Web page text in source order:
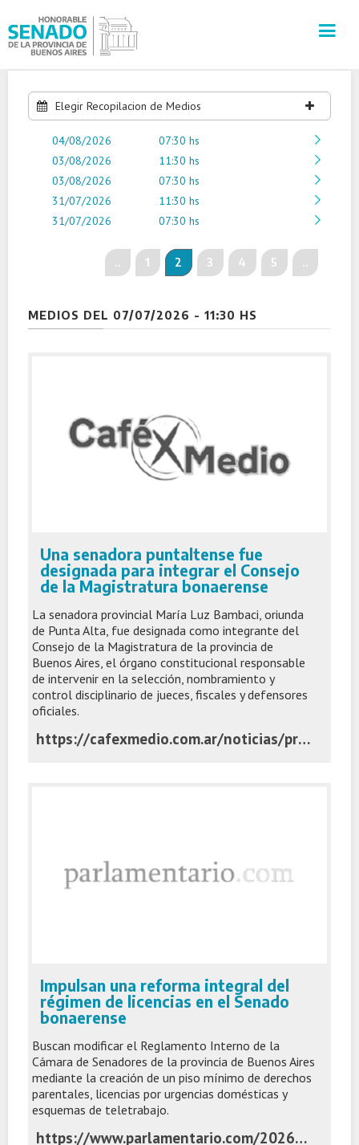
SECRETARÍAS
PRENSA
CULTURA
VISITAS GUIADAS
CONTACTO
Elegir Recopilacion de Medios
04/08/2026
07:30 hs
03/08/2026
11:30 hs
03/08/2026
07:30 hs
31/07/2026
11:30 hs
31/07/2026
07:30 hs
.. 1 2 3 4 5 ..
MEDIOS DEL 07/07/2026 - 11:30 HS
Una senadora puntaltense fue
designada para integrar el Consejo
de la Magistratura bonaerense
La senadora provincial María Luz Bambaci, oriunda
de Punta Alta, fue designada como integrante del
Consejo de la Magistratura de la provincia de
Buenos Aires, el órgano constitucional responsable
de intervenir en la selección, nombramiento y
control disciplinario de jueces, fiscales y defensores
oficiales.
https://cafexmedio.com.ar/noticias/provinciales/una-senadora-puntaltense-fue-designada-para-integrar-el-consejo-de-la-magistratura-bonaerense/
Impulsan una reforma integral del
régimen de licencias en el Senado
bonaerense
Buscan modificar el Reglamento Interno de la
Cámara de Senadores de la provincia de Buenos Aires
mediante la creación de un piso mínimo de derechos
parentales, licencias por urgencias domésticas y
esquemas de teletrabajo.
https://www.parlamentario.com/2026/07/06/impulsan-una-reforma-integral-del-regimen-de-licencias-en-el-senado-bonaerense/